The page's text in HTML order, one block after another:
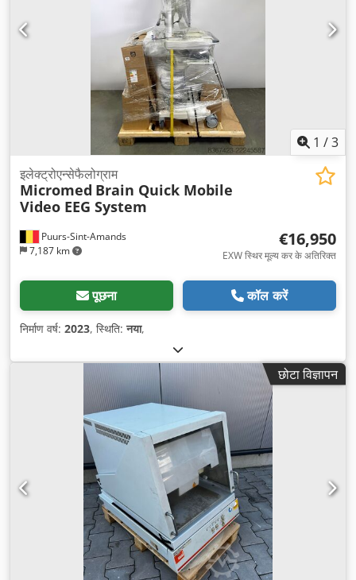
1 /3
Puurs-Sint-Amands
7,187 km
इलेक्ट्रोएन्सेफैलोग्राम
Micromed Brain Quick Mobile
Video EEG System
€16,950
EXW स्थिर मूल्य कर के अतिरिक्त
पूछना कॉल करें
निर्माण वर्ष: 2023, स्थिति:नया,
छोटा विज्ञापन